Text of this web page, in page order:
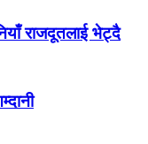
राजदूतलाई भेट्दै